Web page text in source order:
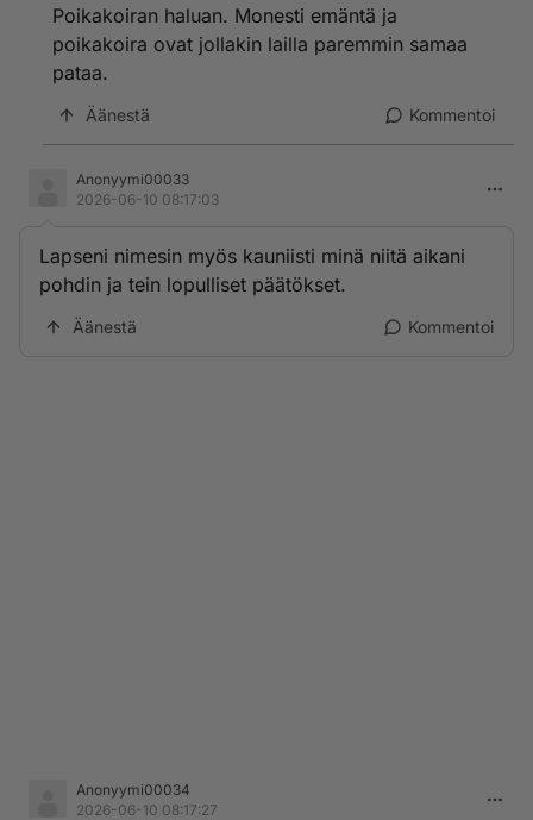
Poikakoiran haluan. Monesti emäntä ja
poikakoira ovat jollakin lailla paremmin samaa
pataa.
Äänestä Kommentoi
Anonyymi00033
2026-06-10 08:17:03
Lapseni nimesin myös kauniisti minä niitä aikani
pohdin ja tein lopulliset päätökset.
Äänestä Kommentoi
Anonyymi00034
2026-06-10 08:17:27